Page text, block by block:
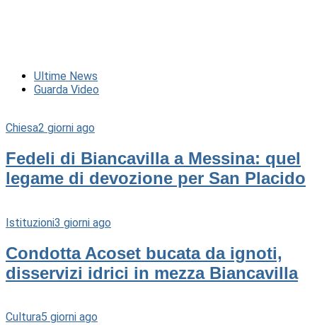
Ultime News
Guarda Video
Chiesa2 giorni ago
Fedeli di Biancavilla a Messina: quel
legame di devozione per San Placido
Istituzioni3 giorni ago
Condotta Acoset bucata da ignoti,
disservizi idrici in mezza Biancavilla
Cultura5 giorni ago